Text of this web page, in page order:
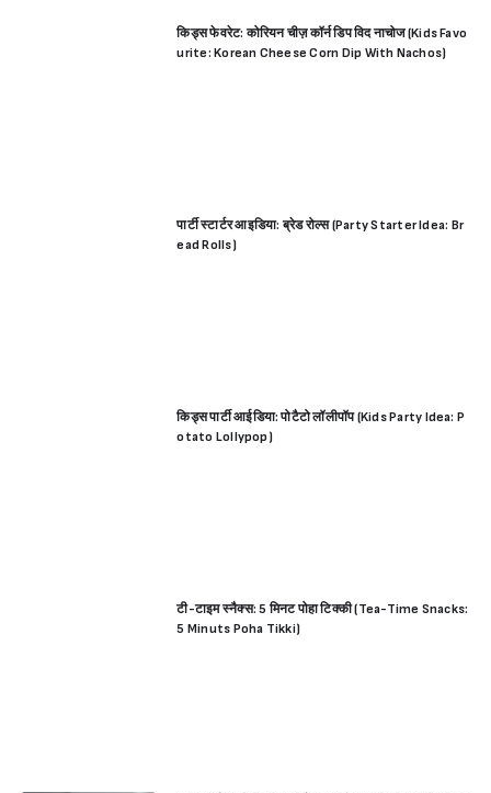
किड्स फेवरेट: कोरियन चीज़ कॉर्न डिप विद नाचोज (Kids Favo
urite: Korean Cheese Corn Dip With Nachos)
पार्टी स्टार्टर आइडिया: ब्रेड रोल्स (Party Starter Idea: Br
ead Rolls)
किड्स पार्टी आईडिया: पोटैटो लॉलीपॉप (Kids Party Idea: P
otato Lollypop)
टी-टाइम स्नैक्स: 5 मिनट पोहा टिक्की (Tea-Time Snacks:
5 Minuts Poha Tikki)